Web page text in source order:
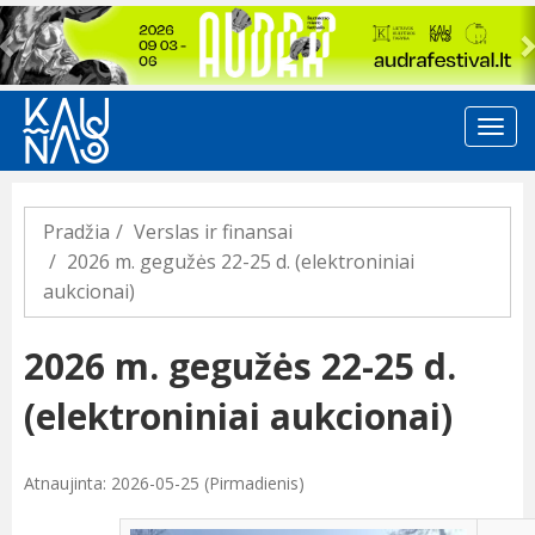
Previous
Pradžia
Verslas ir finansai
2026 m. gegužės 22-25 d. (elektroniniai
aukcionai)
2026 m. gegužės 22-25 d.
(elektroniniai aukcionai)
Atnaujinta: 2026-05-25 (Pirmadienis)